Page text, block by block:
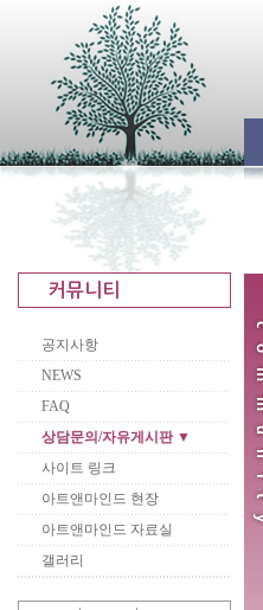
공지사항
NEWS
FAQ
상담문의/자유게시판 ▼
사이트 링크
아트앤마인드 현장
아트앤마인드 자료실
갤러리